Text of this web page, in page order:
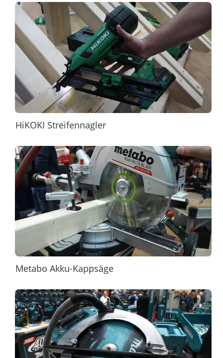
HiKOKI Streifennagler
Metabo Akku-Kappsäge